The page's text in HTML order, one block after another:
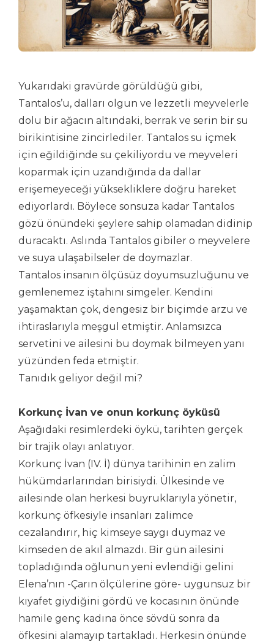
Yukarıdaki gravürde görüldüğü gibi,
Tantalos’u, dalları olgun ve lezzetli meyvelerle
dolu bir ağacın altındaki, berrak ve serin bir su
birikintisine zincirlediler. Tantalos su içmek
için eğildiğinde su çekiliyordu ve meyveleri
koparmak için uzandığında da dallar
erişemeyeceği yüksekliklere doğru hareket
ediyorlardı. Böylece sonsuza kadar Tantalos
gözü önündeki şeylere sahip olamadan didinip
duracaktı. Aslında Tantalos gibiler o meyvelere
ve suya ulaşabilseler de doymazlar.
Tantalos insanın ölçüsüz doyumsuzluğunu ve
gemlenemez iştahını simgeler. Kendini
yaşamaktan çok, dengesiz bir biçimde arzu ve
ihtiraslarıyla meşgul etmiştir. Anlamsızca
servetini ve ailesini bu doymak bilmeyen yanı
yüzünden feda etmiştir.
Tanıdık geliyor değil mi?
Korkunç İvan ve onun korkunç öyküsü
Aşağıdaki resimlerdeki öykü, tarihten gerçek
bir trajik olayı anlatıyor.
Korkunç İvan (IV. İ) dünya tarihinin en zalim
hükümdarlarından birisiydi. Ülkesinde ve
ailesinde olan herkesi buyruklarıyla yönetir,
korkunç öfkesiyle insanları zalimce
cezalandırır, hiç kimseye saygı duymaz ve
kimseden de akıl almazdı. Bir gün ailesini
topladığında oğlunun yeni evlendiği gelini
Elena’nın -Çarın ölçülerine göre- uygunsuz bir
kıyafet giydiğini gördü ve kocasının önünde
hamile genç kadına önce sövdü sonra da
öfkesini alamayıp tartakladı. Herkesin önünde